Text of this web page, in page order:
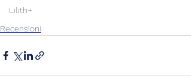
Lilith+
Recensioni